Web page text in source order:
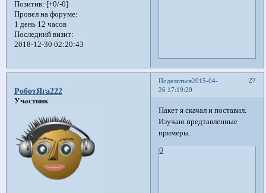
Позитив: [+0/-0]
Провел на форуме:
1 день 12 часов
Последний визит:
2018-12-30 02:20:43
Поделиться 27
2015-04-
26 17:19:20
РоботЯга222
Участник
Пакет я скачал и поставил.
Изучаю предтавленные
примеры.
0